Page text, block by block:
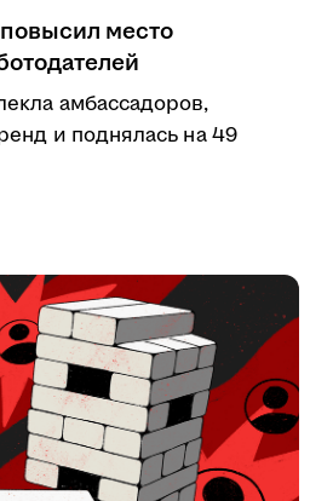
место
амбассадоров,
и поднялась на 49